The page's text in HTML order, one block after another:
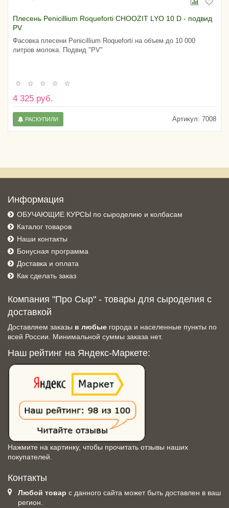
Плесень Penicillium Roqueforti CHOOZIT LYO 10 D - подвид
PV
Фасовка плесени Penicillium Roqueforti на объем до 10 000
литров молока. Подвид "PV"
4 325 руб.
Артикул: 7008
РАСКУПИЛИ
Информация
ОБУЧАЮЩИЕ КУРСЫ по сыроделию и колбасам
Каталог товаров
Наши контакты
Бонусная программа
Доставка и оплата
Как сделать заказ
Компания "Про Сыр" - товары для сыроделия с
доставкой
Доставляем заказы в любые города и населенные пункты по
всей России. Минимальной суммы заказа нет.
Наш рейтинг на Яндекс-Маркете:
Нажмите на картинку, чтобы прочитать отзывы наших
покупателей.
Контакты
Любой товар с данного сайта может быть доставлен в ваш
регион.